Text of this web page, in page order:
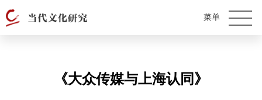
《大众传媒与上海认同》